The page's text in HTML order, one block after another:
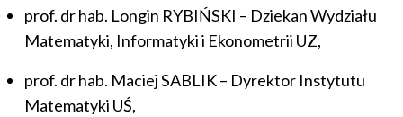
prof. dr hab. Longin RYBIŃSKI – Dziekan Wydziału
Matematyki, Informatyki i Ekonometrii UZ,
prof. dr hab. Maciej SABLIK – Dyrektor Instytutu
Matematyki UŚ,